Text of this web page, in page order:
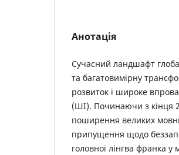
Анотація
Сучасний ландшафт
та багатовимірну
розвиток і широке
(ШІ). Починаючи з кінця
поширення великих
припущення щодо
головної лінгва франка